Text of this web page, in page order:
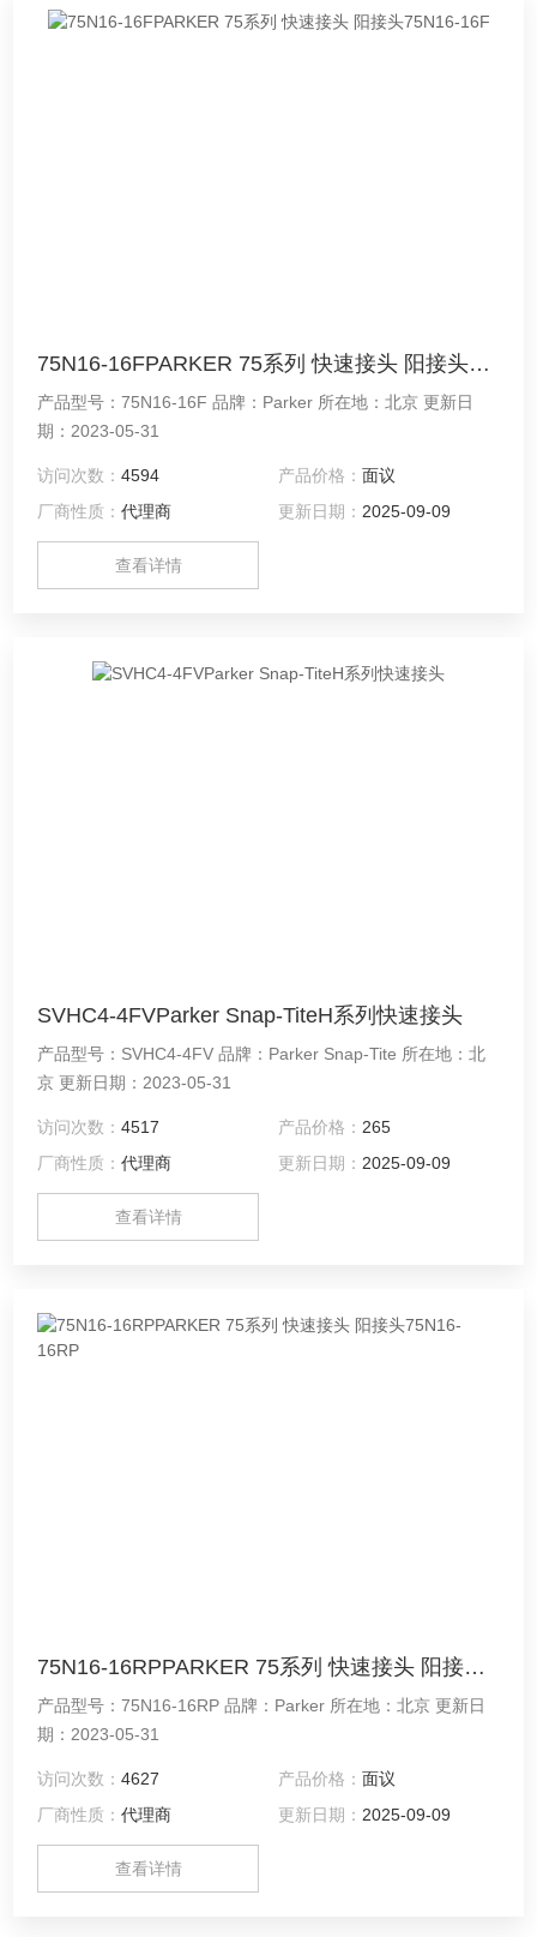
75N16-16FPARKER 75系列 快速接头 阳接头75N16-16F
产品型号：75N16-16F 品牌：Parker 所在地：北京 更新日
期：2023-05-31
访问次数：4594 产品价格： 面议
厂商性质：代理商 更新日期： 2025-09-09
查看详情
SVHC4-4FVParker Snap-TiteH系列快速接头
产品型号：SVHC4-4FV 品牌：Parker Snap-Tite 所在地：北
京 更新日期：2023-05-31
访问次数：4517 产品价格： 265
厂商性质：代理商 更新日期： 2025-09-09
查看详情
75N16-16RPPARKER 75系列 快速接头 阳接头75N16-16RP
产品型号：75N16-16RP 品牌：Parker 所在地：北京 更新日
期：2023-05-31
访问次数：4627 产品价格： 面议
厂商性质：代理商 更新日期： 2025-09-09
查看详情